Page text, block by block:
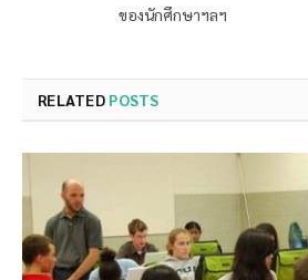
ของนักศึกษาฯลฯ
RELATED POSTS